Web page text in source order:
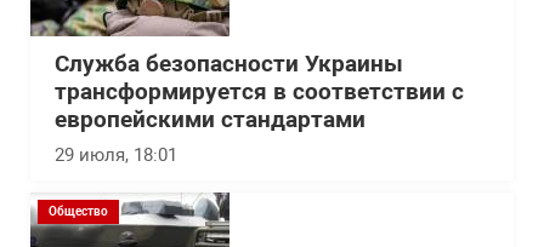
Служба безопасности Украины
трансформируется в соответствии с
европейскими стандартами
29 июля, 18:01
Общество